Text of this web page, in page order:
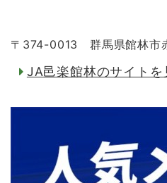
〒374-0013 群馬県館林市
JA邑楽館林のサイトを